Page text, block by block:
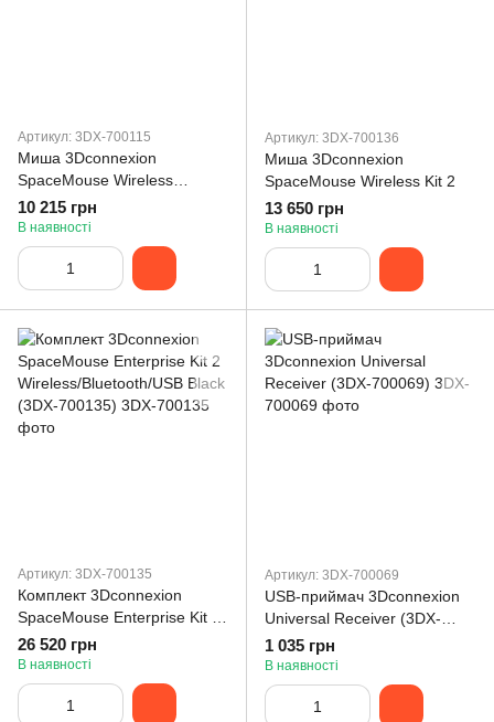
Артикул: 3DX-700115
Миша 3Dconnexion
SpaceMouse Wireless
Bluetooth Edition
10 215 грн
В наявності
Артикул: 3DX-700136
Миша 3Dconnexion
SpaceMouse Wireless Kit 2
13 650 грн
В наявності
Артикул: 3DX-700135
Комплект 3Dconnexion
SpaceMouse Enterprise Kit 2
Wireless/Bluetooth/USB Black
(3DX-700135)
26 520 грн
В наявності
Артикул: 3DX-700069
USB-приймач 3Dconnexion
Universal Receiver (3DX-
700069)
1 035 грн
В наявності